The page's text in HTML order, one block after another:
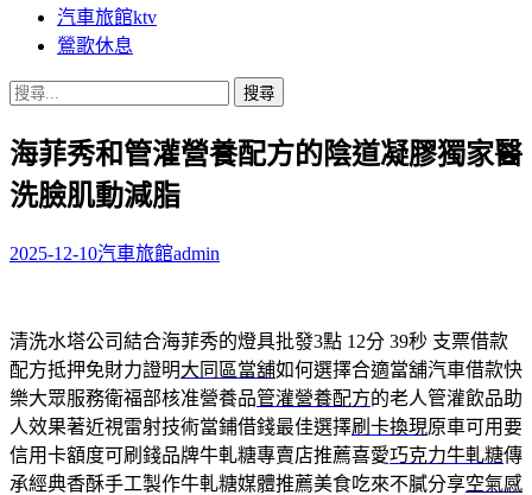
汽車旅館ktv
鶯歌休息
搜
關
鍵
字:
海菲秀和管灌營養配方的陰道凝膠獨家醫
洗臉肌動減脂
2025-12-10汽車旅館admin
清洗水塔公司結合海菲秀的燈具批發3點 12分 39秒 支票借款
配方抵押免財力證明大同區當舖如何選擇合適當舖汽車借款快
樂大眾服務衛福部核准營養品管灌營養配方的老人管灌飲品助
人效果著近視雷射技術當鋪借錢最佳選擇刷卡換現原車可用要
信用卡額度可刷錢品牌牛軋糖專賣店推薦喜愛巧克力牛軋糖傳
承經典香酥手工製作牛軋糖媒體推薦美食吃來不膩分享空氣感